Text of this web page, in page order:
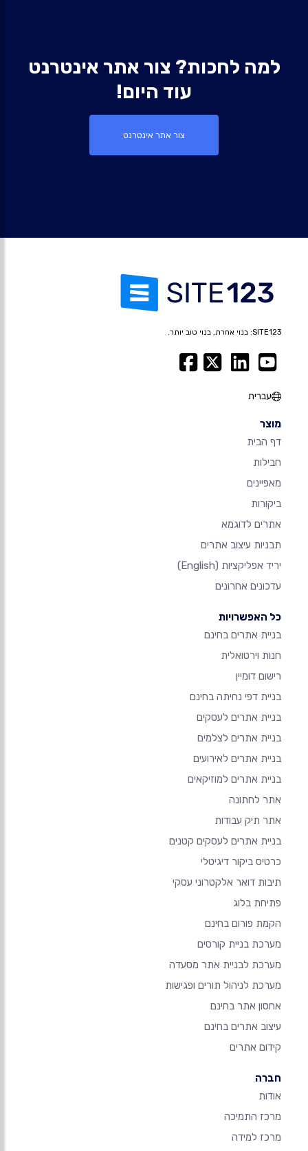
למה לחכות? צור אתר אינטרנט
עוד היום!
צור אתר אינטרנט
SITE123: בנוי אחרת, בנוי טוב יותר.
עברית
מוצר
דף הבית
חבילות
מאפיינים
ביקורות
אתרים לדוגמא
תבניות עיצוב אתרים
יריד אפליקציות (English)
עדכונים אחרונים
כל האפשרויות
בניית אתרים בחינם
חנות וירטואלית
רישום דומיין
בניית דפי נחיתה בחינם
בניית אתרים לעסקים
בניית אתרים לצלמים
בניית אתרים לאירועים
בניית אתרים למוזיקאים
אתר לחתונה
אתר תיק עבודות
בניית אתרים לעסקים קטנים
כרטיס ביקור דיגיטלי
תיבות דואר אלקטרוני עסקי
פתיחת בלוג
הקמת פורום בחינם
מערכת בניית קורסים
מערכת לבניית אתר מסעדה
מערכת לניהול תורים ופגישות
אחסון אתר בחינם
עיצוב אתרים בחינם
קידום אתרים
חברה
אודות
מרכז התמיכה
מרכז למידה